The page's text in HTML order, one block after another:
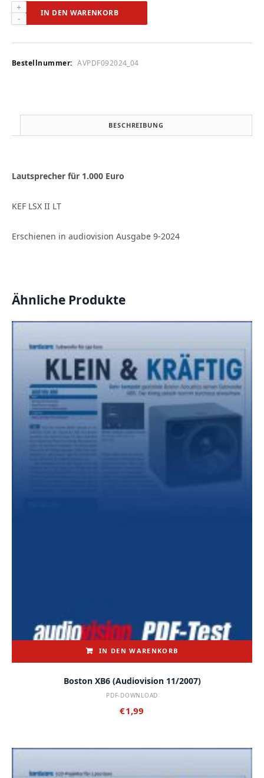
KEF
LSX
LT
9-
IN DEN WARENKORB
Bestellnummer: AVPDF092024_04
BESCHREIBUNG
Lautsprecher für 1.000 Euro
KEF LSX II LT
Erschienen in audiovision Ausgabe 9-2024
Ähnliche Produkte
IN DEN WARENKORB
Boston XB6 (audiovision 11/2007)
PDF-DOWNLOAD
€1,99